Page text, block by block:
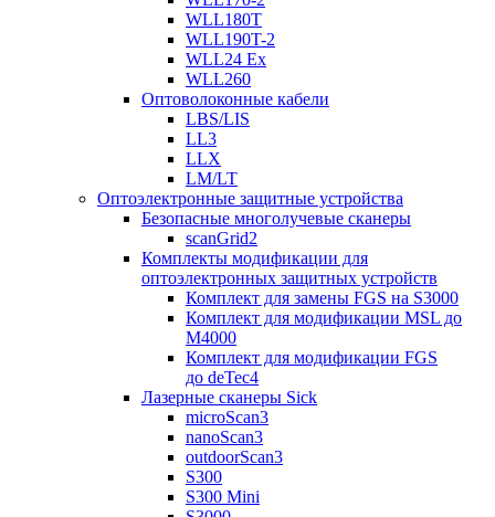
WLL180T
WLL190T-2
WLL24 Ex
WLL260
Оптоволоконные кабели
LBS/LIS
LL3
LLX
LM/LT
Оптоэлектронные защитные устройства
Безопасные многолучевые сканеры
scanGrid2
Комплекты модификации для
оптоэлектронных защитных устройств
Комплект для замены FGS на S3000
Комплект для модификации MSL до
M4000
Комплект для модификации FGS
до deTec4
Лазерные сканеры Sick
microScan3
nanoScan3
outdoorScan3
S300
S300 Mini